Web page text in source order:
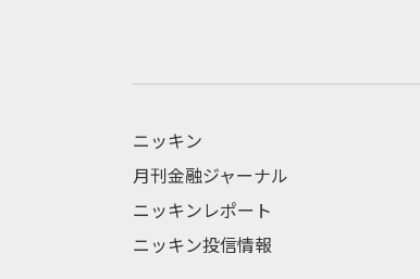
ニッキン
月刊金融ジャーナル
ニッキンレポート
ニッキン投信情報